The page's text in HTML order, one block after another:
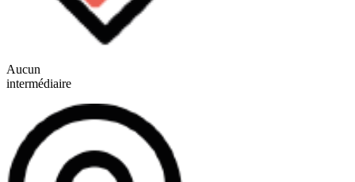
Aucun
intermédiaire